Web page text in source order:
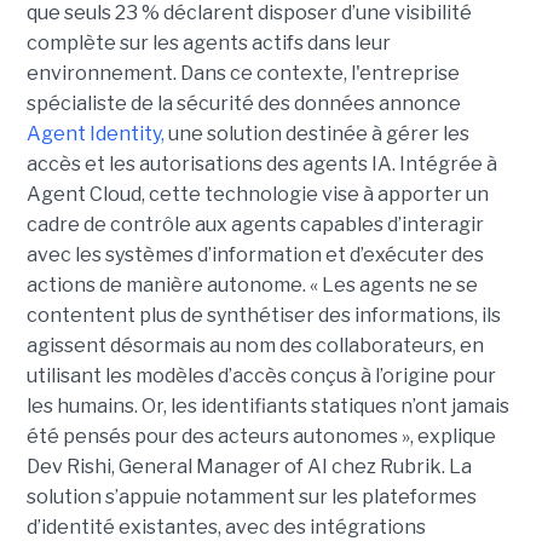
que seuls 23 % déclarent disposer d’une visibilité
complète sur les agents actifs dans leur
environnement. Dans ce contexte, l'entreprise
spécialiste de la sécurité des données annonce
Agent Identity, une solution destinée à gérer les
accès et les autorisations des agents IA. Intégrée à
Agent Cloud, cette technologie vise à apporter un
cadre de contrôle aux agents capables d’interagir
avec les systèmes d’information et d’exécuter des
actions de manière autonome. « Les agents ne se
contentent plus de synthétiser des informations, ils
agissent désormais au nom des collaborateurs, en
utilisant les modèles d’accès conçus à l’origine pour
les humains. Or, les identifiants statiques n’ont jamais
été pensés pour des acteurs autonomes », explique
Dev Rishi, General Manager of AI chez Rubrik. La
solution s’appuie notamment sur les plateformes
d’identité existantes, avec des intégrations